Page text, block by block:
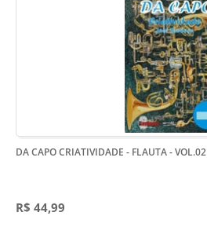
DA CAPO CRIATIVIDADE - FLAUTA - VOL.02
R$ 44,99